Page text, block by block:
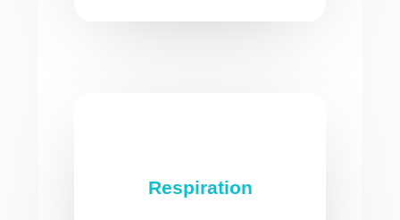
Respiration